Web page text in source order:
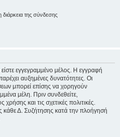
της σύνδεσης
εγγεγραμμένο μέλος. Η εγγραφή
αυξημένες δυνατότητες. Οι
μπορεί επίσης να χορηγούν
μέλη. Πριν συνδεθείτε,
χρήσης και τις σχετικές πολιτικές.
κάθε Δ. Συζήτησης κατά την πλοήγησή